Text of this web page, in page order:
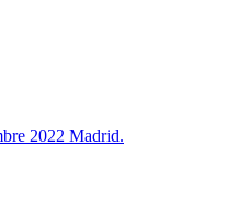
2022 Madrid.